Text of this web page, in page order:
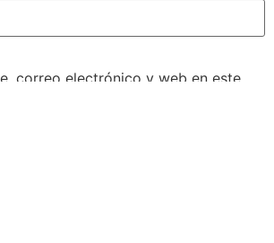
correo electrónico y web en este